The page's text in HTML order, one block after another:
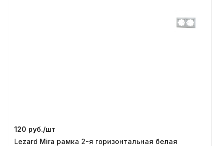
120 руб./шт
Lezard Mira рамка 2-я горизонтальная белая